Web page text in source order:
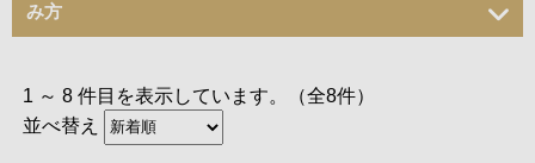
み方
1 ～ 8 件目を表示しています。（全8件）
並べ替え